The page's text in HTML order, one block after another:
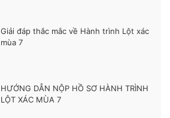
Giải đáp thắc mắc về Hành trình Lột xác
mùa 7
HƯỚNG DẪN NỘP HỒ SƠ HÀNH TRÌNH
LỘT XÁC MÙA 7